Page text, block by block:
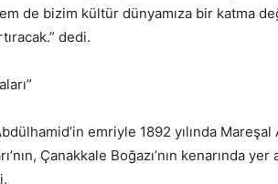
de bizim kültür dünyamıza bir katma
dedi.
emriyle 1892 yılında
Çanakkale Boğazı’nın kenarında